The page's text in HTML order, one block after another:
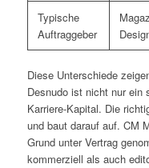
Typische
Auftraggeber
Diese Unterschiede
Desnudo ist nicht nur
Karriere-Kapital. Die
und baut darauf auf. CM
Grund unter Vertrag
kommerziell als auch